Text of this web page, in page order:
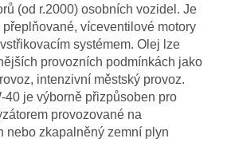
(od r.2000) osobních vozidel. Je
víceventilové motory
systémem. Olej lze
provozních podmínkách jako
intenzivní městský provoz.
40 je výborně přizpůsoben pro
provozované na
nebo zkapalněný zemní plyn